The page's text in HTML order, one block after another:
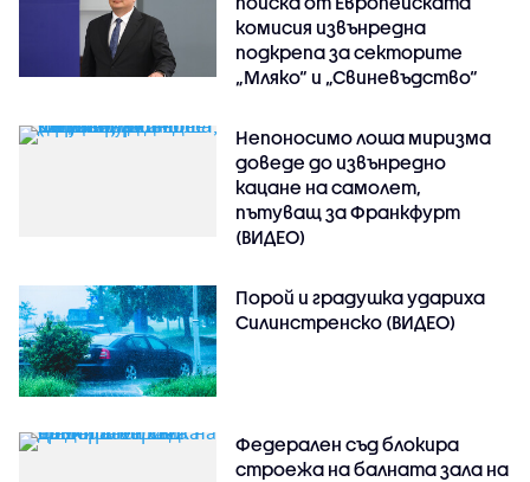
комисия извънредна
подкрепа за секторите
„Мляко“ и „Свиневъдство“
Непоносимо лоша миризма
доведе до извънредно
кацане на самолет,
пътуващ за Франкфурт
(ВИДЕО)
Порой и градушка удариха
Силинстренско (ВИДЕО)
Федерален съд блокира
строежа на балната зала на